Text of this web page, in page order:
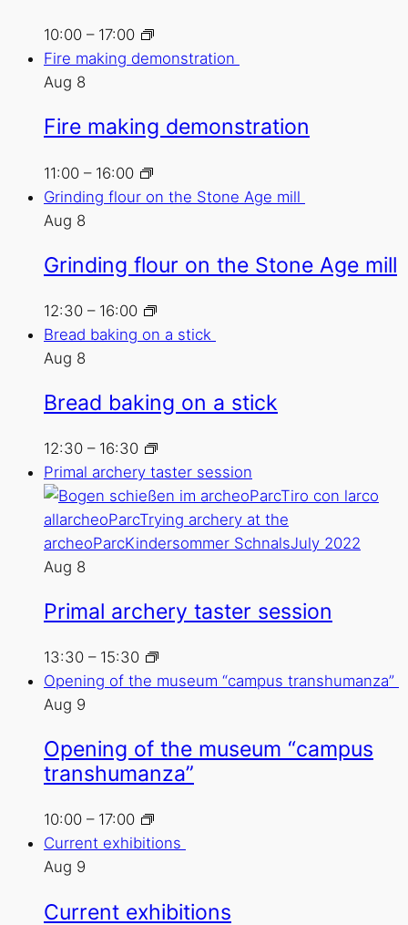
10:00 – 17:00
Fire making demonstration
Aug 8
Fire making demonstration
11:00 – 16:00
Grinding flour on the Stone Age mill
Aug 8
Grinding flour on the Stone Age mill
12:30 – 16:00
Bread baking on a stick
Aug 8
Bread baking on a stick
12:30 – 16:30
Primal archery taster session
Aug 8
Primal archery taster session
13:30 – 15:30
Opening of the museum “campus transhumanza”
Aug 9
Opening of the museum “campus
transhumanza”
10:00 – 17:00
Current exhibitions
Aug 9
Current exhibitions